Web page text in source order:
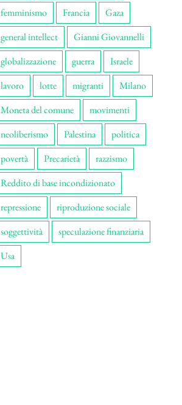
femminismo
Francia
Gaza
general intellect
Gianni Giovannelli
globalizzazione
guerra
Israele
lavoro
lotte migranti
Milano
Moneta del comune
movimenti
neoliberismo
Palestina
politica
povertà
Precarietà
razzismo
Reddito di base incondizionato
repressione
riproduzione sociale
soggettività
speculazione finanziaria
Usa